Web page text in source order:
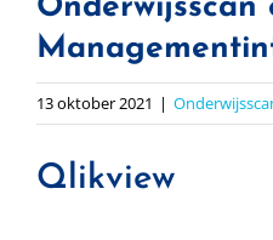
Onderwijsscan
13 oktober 2021 |
Qlikview